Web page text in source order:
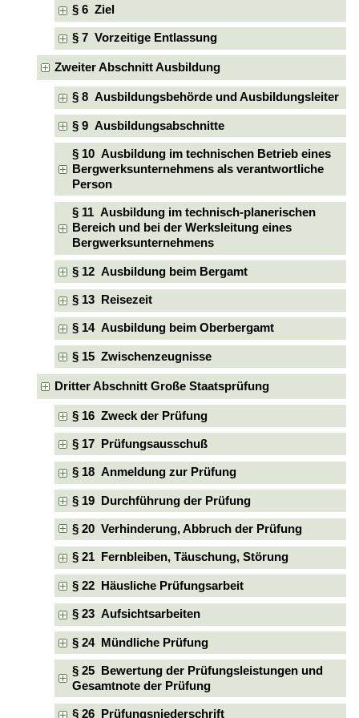
§ 6 Ziel
§ 7 Vorzeitige Entlassung
Zweiter Abschnitt Ausbildung
§ 8 Ausbildungsbehörde und Ausbildungsleiter
§ 9 Ausbildungsabschnitte
§ 10 Ausbildung im technischen Betrieb eines
Bergwerksunternehmens als verantwortliche
Person
§ 11 Ausbildung im technisch-planerischen
Bereich und bei der Werksleitung eines
Bergwerksunternehmens
§ 12 Ausbildung beim Bergamt
§ 13 Reisezeit
§ 14 Ausbildung beim Oberbergamt
§ 15 Zwischenzeugnisse
Dritter Abschnitt Große Staatsprüfung
§ 16 Zweck der Prüfung
§ 17 Prüfungsausschuß
§ 18 Anmeldung zur Prüfung
§ 19 Durchführung der Prüfung
§ 20 Verhinderung, Abbruch der Prüfung
§ 21 Fernbleiben, Täuschung, Störung
§ 22 Häusliche Prüfungsarbeit
§ 23 Aufsichtsarbeiten
§ 24 Mündliche Prüfung
§ 25 Bewertung der Prüfungsleistungen und
Gesamtnote der Prüfung
§ 26 Prüfungsniederschrift